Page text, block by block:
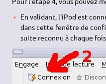
En validant, l'iPod est
dans cette fenêtre de
suite reconnu à chaque fois.